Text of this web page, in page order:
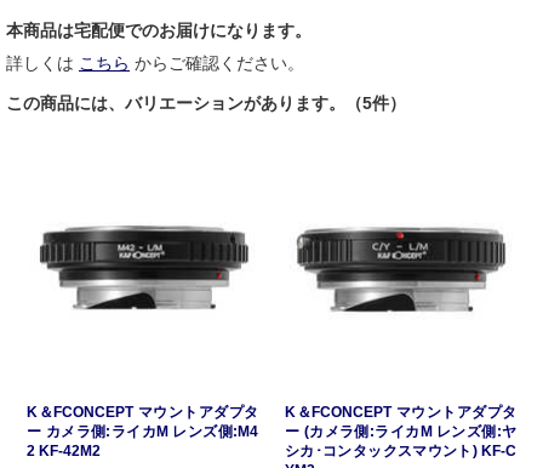
本商品は宅配便でのお届けになります。
詳しくは こちら からご確認ください。
この商品には、バリエーションがあります。（5件）
K＆FCONCEPT マウントアダプタ
ー カメラ側:ライカM レンズ側:M4
2 KF-42M2
K＆FCONCEPT マウントアダプタ
ー (カメラ側:ライカM レンズ側:ヤ
シカ･コンタックスマウント) KF-C